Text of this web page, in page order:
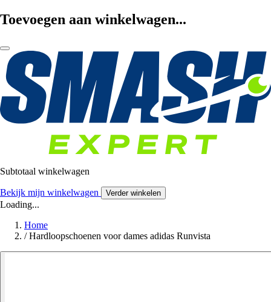
Toevoegen aan winkelwagen...
Subtotaal winkelwagen
Bekijk mijn winkelwagen Verder winkelen
Loading...
Home
/ Hardloopschoenen voor dames adidas Runvista